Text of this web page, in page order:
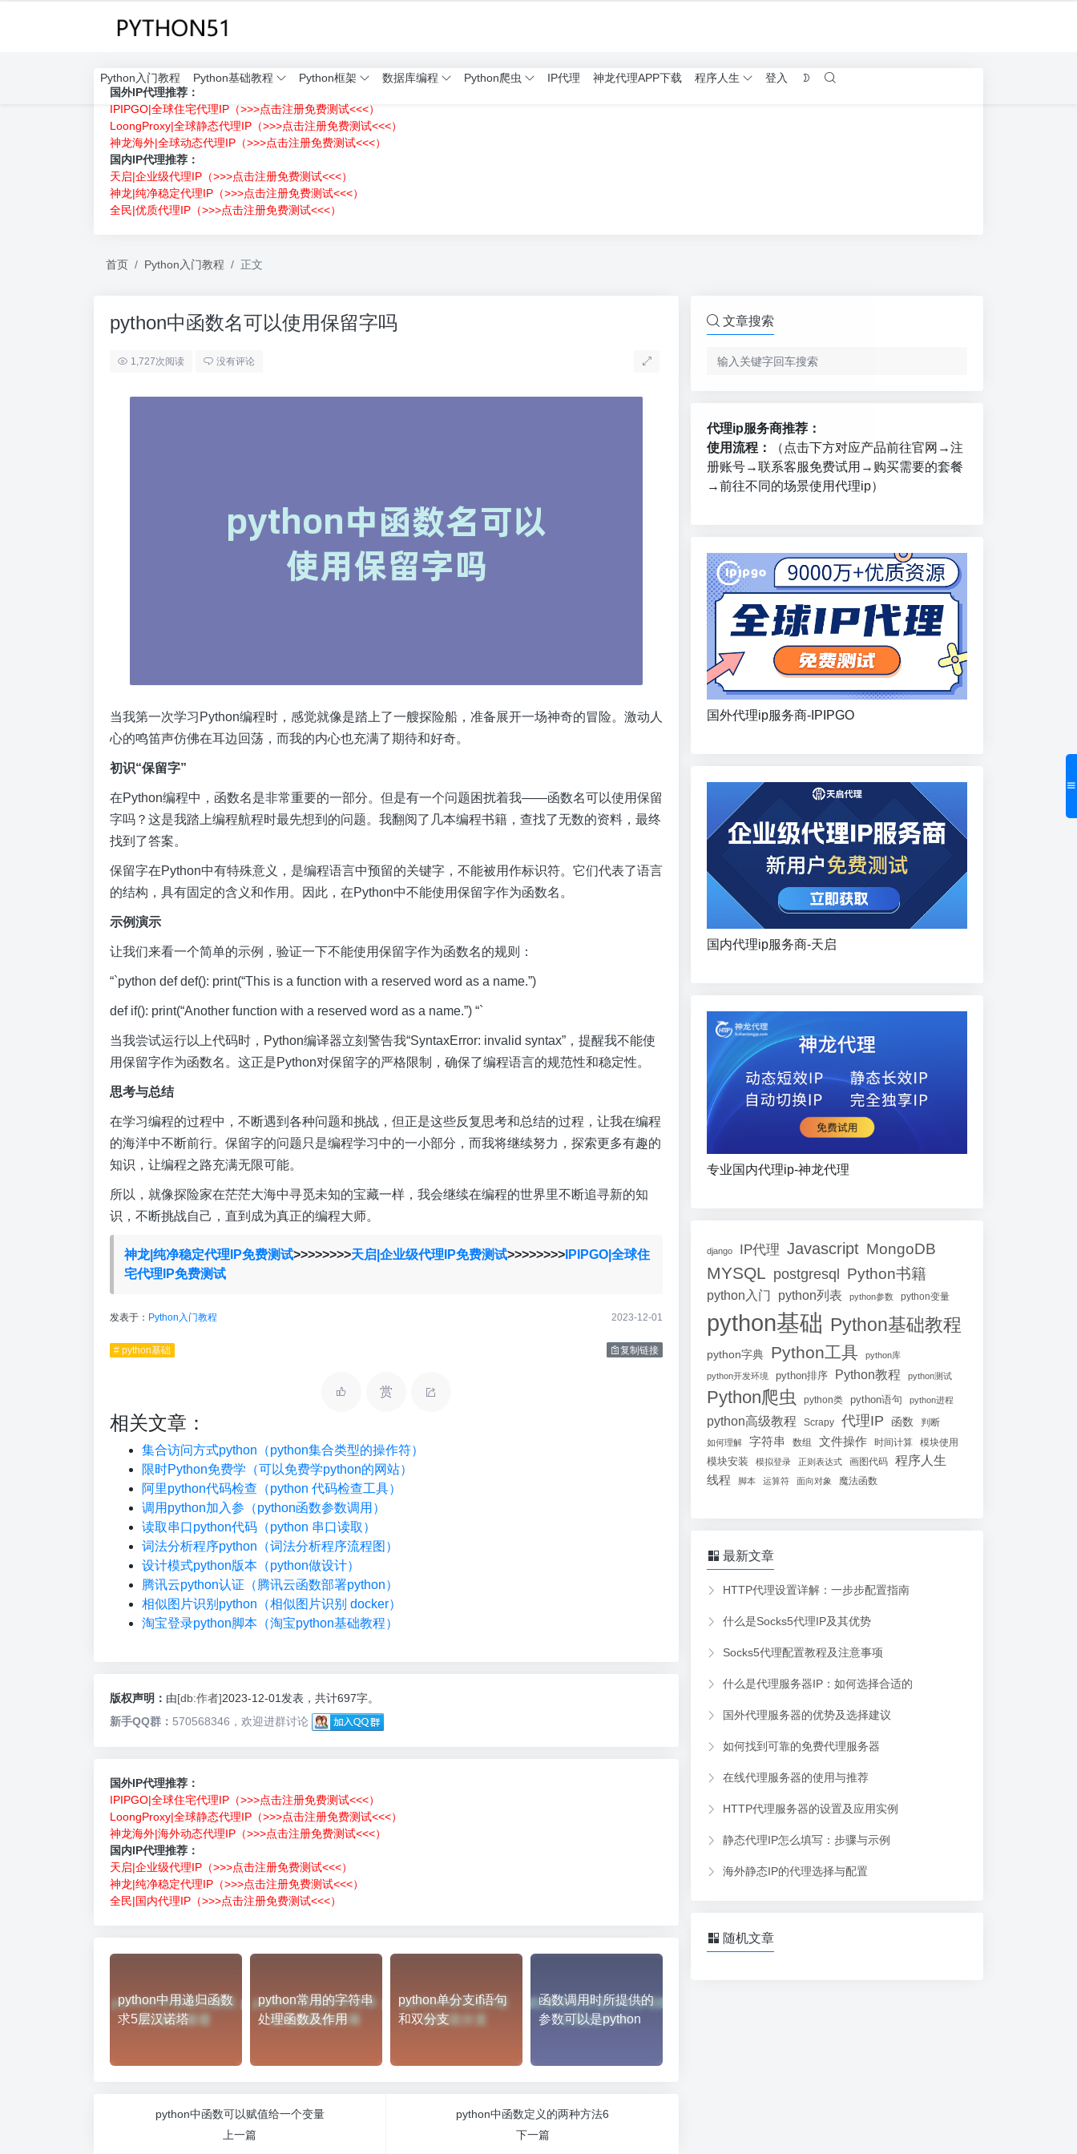
Python入门教程 Python基础教程 Python框架 数据库编程 Python爬虫 IP代理 神龙代理APP下载 程序人生
登入
国外IP代理推荐：
IPIPGO|全球住宅代理IP（>>>点击注册免费测试<<<）
LoongProxy|全球静态代理IP（>>>点击注册免费测试<<<）
神龙海外|全球动态代理IP（>>>点击注册免费测试<<<）
国内IP代理推荐：
天启|企业级代理IP（>>>点击注册免费测试<<<）
神龙|纯净稳定代理IP（>>>点击注册免费测试<<<）
全民|优质代理IP（>>>点击注册免费测试<<<）
首页 Python入门教程 正文
python中函数名可以使用保留字吗
1,727次阅读 没有评论
当我第一次学习Python编程时，感觉就像是踏上了一艘探险船，准备展开一场神奇的冒险。激动人
心的鸣笛声仿佛在耳边回荡，而我的内心也充满了期待和好奇。
初识“保留字”
在Python编程中，函数名是非常重要的一部分。但是有一个问题困扰着我——函数名可以使用保留
字吗？这是我踏上编程航程时最先想到的问题。我翻阅了几本编程书籍，查找了无数的资料，最终
找到了答案。
保留字在Python中有特殊意义，是编程语言中预留的关键字，不能被用作标识符。它们代表了语言
的结构，具有固定的含义和作用。因此，在Python中不能使用保留字作为函数名。
示例演示
让我们来看一个简单的示例，验证一下不能使用保留字作为函数名的规则：
“`python def def(): print(“This is a function with a reserved word as a name.”)
def if(): print(“Another function with a reserved word as a name.”) “`
当我尝试运行以上代码时，Python编译器立刻警告我“SyntaxError: invalid syntax”，提醒我不能使
用保留字作为函数名。这正是Python对保留字的严格限制，确保了编程语言的规范性和稳定性。
思考与总结
在学习编程的过程中，不断遇到各种问题和挑战，但正是这些反复思考和总结的过程，让我在编程
的海洋中不断前行。保留字的问题只是编程学习中的一小部分，而我将继续努力，探索更多有趣的
知识，让编程之路充满无限可能。
所以，就像探险家在茫茫大海中寻觅未知的宝藏一样，我会继续在编程的世界里不断追寻新的知
识，不断挑战自己，直到成为真正的编程大师。
神龙|纯净稳定代理IP免费测试>>>>>>>>天启|企业级代理IP免费测试>>>>>>>>IPIPGO|全球住
宅代理IP免费测试
发表于： Python入门教程 2023-12-01
# python基础 复制链接
赏
相关文章：
集合访问方式python（python集合类型的操作符）
限时Python免费学（可以免费学python的网站）
阿里python代码检查（python 代码检查工具）
调用python加入参（python函数参数调用）
读取串口python代码（python 串口读取）
词法分析程序python（词法分析程序流程图）
设计模式python版本（python做设计）
腾讯云python认证（腾讯云函数部署python）
相似图片识别python（相似图片识别 docker）
淘宝登录python脚本（淘宝python基础教程）
版权声明： 由[db:作者]2023-12-01发表，共计697字。
新手QQ群： 570568346，欢迎进群讨论
国外IP代理推荐：
IPIPGO|全球住宅代理IP（>>>点击注册免费测试<<<）
LoongProxy|全球静态代理IP（>>>点击注册免费测试<<<）
神龙海外|海外动态代理IP（>>>点击注册免费测试<<<）
国内IP代理推荐：
天启|企业级代理IP（>>>点击注册免费测试<<<）
神龙|纯净稳定代理IP（>>>点击注册免费测试<<<）
全民|国内代理IP（>>>点击注册免费测试<<<）
python中用递归函数
求5层汉诺塔
python常用的字符串
处理函数及作用
python单分支if语句
和双分支
函数调用时所提供的
参数可以是python
python中函数可以赋值给一个变量
上一篇
python中函数定义的两种方法6
下一篇
文章搜索
代理ip服务商推荐：
使用流程：
（点击下方对应产品前往官网→注
册账号→联系客服免费试用→购买需要的套餐
→前往不同的场景使用代理ip）
国外代理ip服务商-IPIPGO
国内代理ip服务商-天启
专业国内代理ip-神龙代理
django IP代理 Javascript MongoDB
MYSQL postgresql Python书籍
python入门 python列表 python参数 python变量
python基础 Python基础教程
python字典 Python工具 python库
python开发环境 python排序 Python教程 python测试
Python爬虫 python类 python语句 python进程
python高级教程 Scrapy 代理IP 函数 判断
如何理解 字符串 数组 文件操作 时间计算 模块使用
模块安装 模拟登录 正则表达式 画图代码 程序人生
线程 脚本 运算符 面向对象 魔法函数
最新文章
HTTP代理设置详解：一步步配置指南
什么是Socks5代理IP及其优势
Socks5代理配置教程及注意事项
什么是代理服务器IP：如何选择合适的
国外代理服务器的优势及选择建议
如何找到可靠的免费代理服务器
在线代理服务器的使用与推荐
HTTP代理服务器的设置及应用实例
静态代理IP怎么填写：步骤与示例
海外静态IP的代理选择与配置
随机文章